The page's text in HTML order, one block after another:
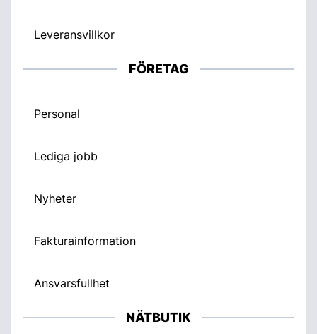
Leveransvillkor
FÖRETAG
Personal
Lediga jobb
Nyheter
Fakturainformation
Ansvarsfullhet
NÄTBUTIK